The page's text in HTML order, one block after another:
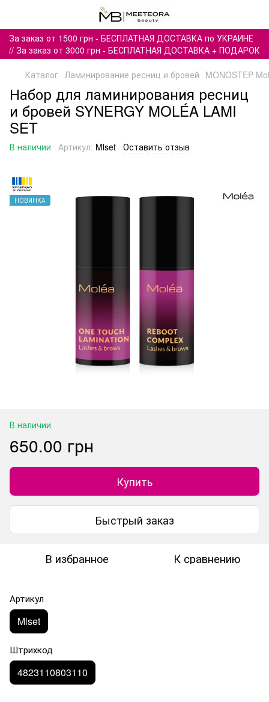
За заказ от 1500 грн - БЕСПЛАТНАЯ ДОСТАВКА по УКРАИНЕ
// За заказ от 3000 грн - БЕСПЛАТНАЯ ДОСТАВКА + ПОДАРОК
Каталог Ламинирование ресниц и бровей MONOSTEP
Набор для ламинирования ресниц
и бровей SYNERGY MOLÉA LAMI
SET
В наличии Артикул: Mlset Оставить отзыв
НОВИНКА
В наличии
650.00 грн
Купить
Быстрый заказ
В избранное К сравнению
Артикул
Mlset
Штрихкод
4823110803110